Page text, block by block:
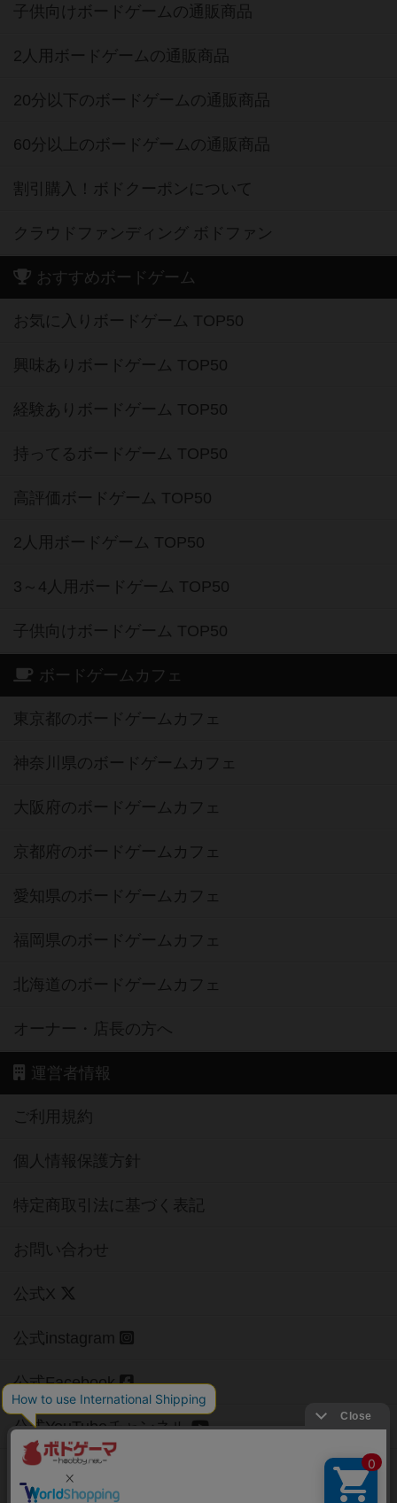
子供向けボードゲームの通販商品
2人用ボードゲームの通販商品
20分以下のボードゲームの通販商品
60分以上のボードゲームの通販商品
割引購入！ボドクーポンについて
クラウドファンディング ボドファン
おすすめボードゲーム
お気に入りボードゲーム TOP50
興味ありボードゲーム TOP50
経験ありボードゲーム TOP50
持ってるボードゲーム TOP50
高評価ボードゲーム TOP50
2人用ボードゲーム TOP50
3～4人用ボードゲーム TOP50
子供向けボードゲーム TOP50
ボードゲームカフェ
東京都のボードゲームカフェ
神奈川県のボードゲームカフェ
大阪府のボードゲームカフェ
京都府のボードゲームカフェ
愛知県のボードゲームカフェ
福岡県のボードゲームカフェ
北海道のボードゲームカフェ
オーナー・店長の方へ
運営者情報
ご利用規約
個人情報保護方針
特定商取引法に基づく表記
お問い合わせ
公式X
公式instagram
公式Facebook
公式YouTubeチャンネル